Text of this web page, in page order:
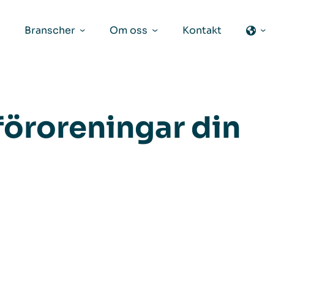
Branscher Om oss Kontakt
din